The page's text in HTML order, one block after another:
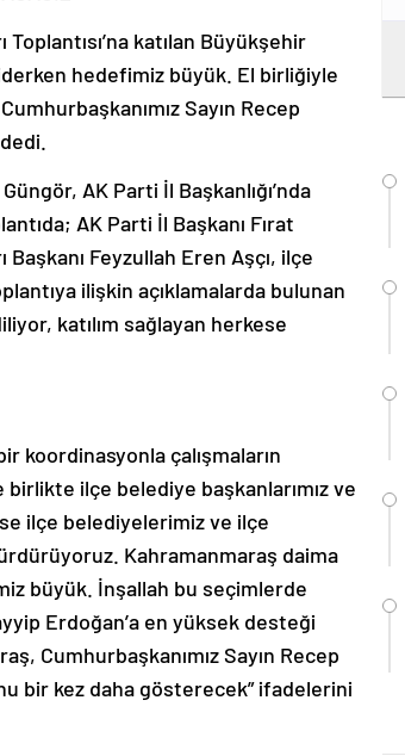
katılan Büyükşehir
hedefimiz büyük. El birliğiyle
Sayın Recep
AK Parti İl Başkanlığı’nda
AK Parti İl Başkanı Fırat
Başkanı Feyzullah Eren Aşçı, ilçe
ilişkin açıklamalarda bulunan
katılım sağlayan herkese
koordinasyonla çalışmaların
ilçe belediye başkanlarımız ve
ilçe belediyelerimiz ve ilçe
Kahramanmaraş daima
büyük. İnşallah bu seçimlerde
Erdoğan’a en yüksek desteği
Cumhurbaşkanımız Sayın Recep
bir kez daha gösterecek” ifadelerini